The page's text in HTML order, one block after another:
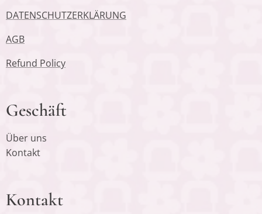
DATENSCHUTZERKLÄRUNG
AGB
Refund Policy
Geschäft
Über uns
Kontakt
Kontakt